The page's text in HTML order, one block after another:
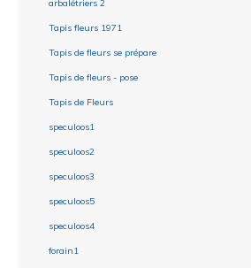
arbalétriers 2
Tapis fleurs 1971
Tapis de fleurs se prépare
Tapis de fleurs - pose
Tapis de Fleurs
speculoos1
speculoos2
speculoos3
speculoos5
speculoos4
forain1